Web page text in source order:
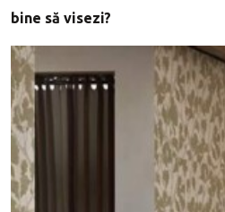
bine să visezi?